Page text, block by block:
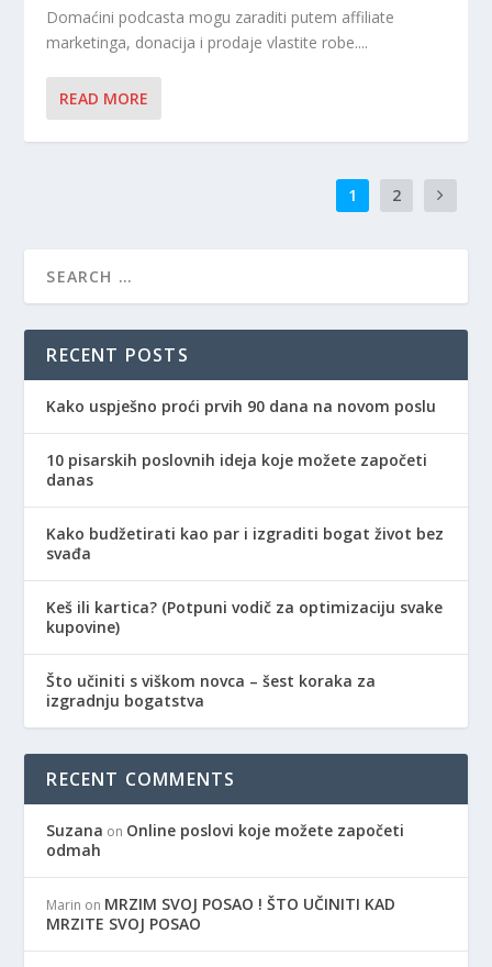
Domaćini podcasta mogu zaraditi putem affiliate
marketinga, donacija i prodaje vlastite robe....
READ MORE
1 2
RECENT POSTS
Kako uspješno proći prvih 90 dana na novom poslu
10 pisarskih poslovnih ideja koje možete započeti
danas
Kako budžetirati kao par i izgraditi bogat život bez
svađa
Keš ili kartica? (Potpuni vodič za optimizaciju svake
kupovine)
Što učiniti s viškom novca – šest koraka za
izgradnju bogatstva
RECENT COMMENTS
Suzana on Online poslovi koje možete započeti
odmah
Marin on MRZIM SVOJ POSAO ! ŠTO UČINITI KAD
MRZITE SVOJ POSAO